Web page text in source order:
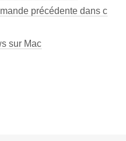
précédente dans c
sur Mac